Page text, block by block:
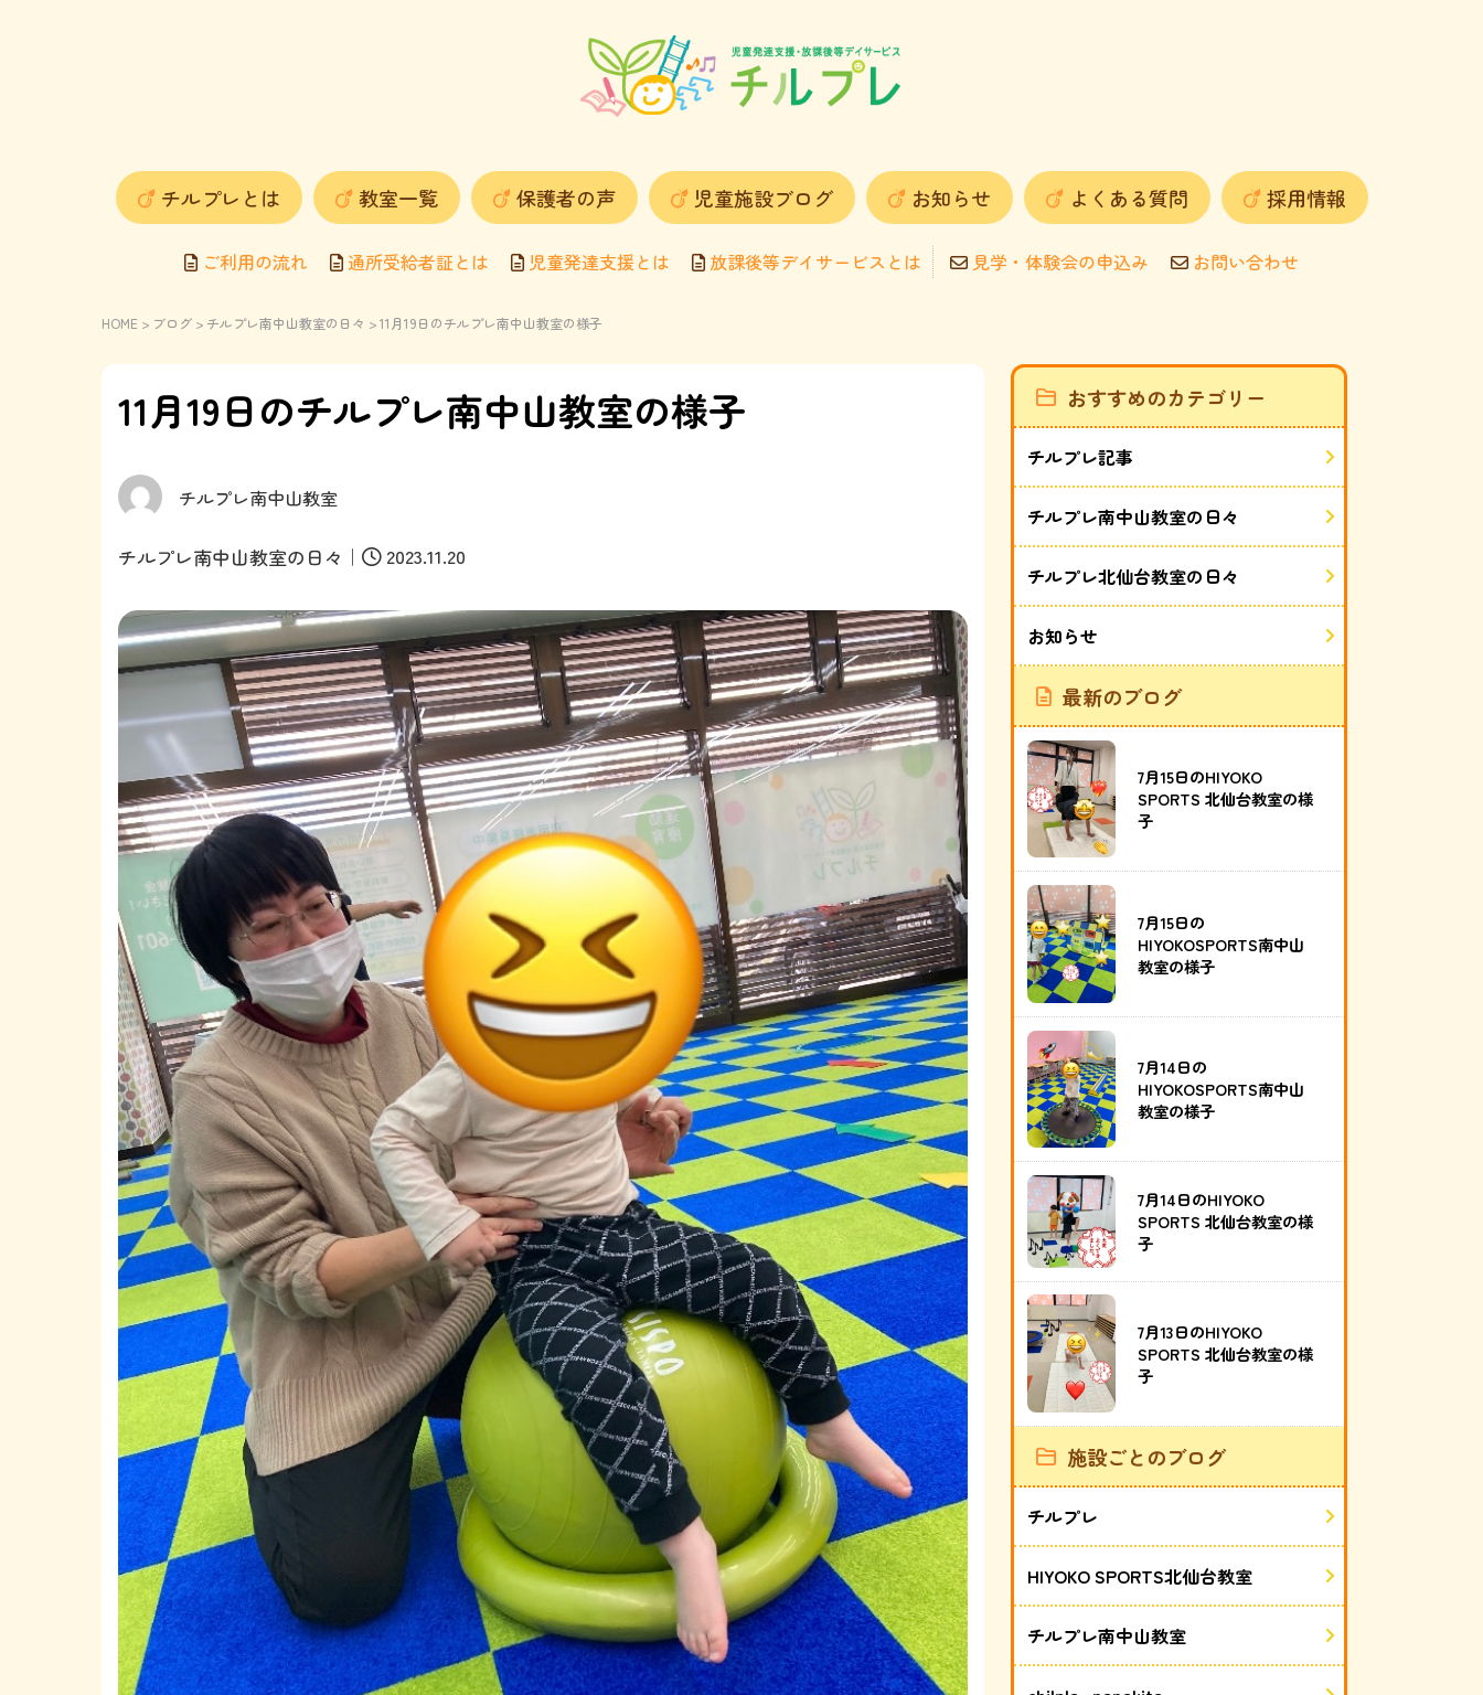
チルプレとは 教室一覧 保護者の声 児童施設ブログ お知らせ よくある質問 採用情報
ご利用の流れ 通所受給者証とは 児童発達支援とは 放課後等デイサービスとは 見学・体験会の申込み お問い合わせ
HOME > ブログ > チルプレ南中山教室の日々 > 11月19日のチルプレ南中山教室の様子
11月19日のチルプレ南中山教室の様子
チルプレ南中山教室
チルプレ南中山教室の日々 ｜ 2023.11.20
おすすめのカテゴリー
チルプレ記事
チルプレ南中山教室の日々
チルプレ北仙台教室の日々
お知らせ
最新のブログ
7月15日のHIYOKO
SPORTS 北仙台教室の様
子
7月15日の
HIYOKOSPORTS南中山
教室の様子
7月14日の
HIYOKOSPORTS南中山
教室の様子
7月14日のHIYOKO
SPORTS 北仙台教室の様
子
7月13日のHIYOKO
SPORTS 北仙台教室の様
子
施設ごとのブログ
チルプレ
HIYOKO SPORTS北仙台教室
チルプレ南中山教室